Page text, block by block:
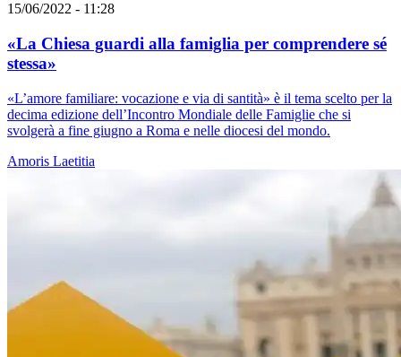
15/06/2022 - 11:28
«La Chiesa guardi alla famiglia per comprendere sé
stessa»
«L’amore familiare: vocazione e via di santità» è il tema scelto per la
decima edizione dell’Incontro Mondiale delle Famiglie che si
svolgerà a fine giugno a Roma e nelle diocesi del mondo.
Amoris Laetitia